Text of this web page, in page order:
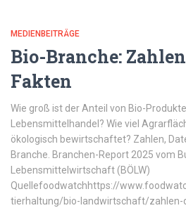
MEDIENBEITRÄGE
Bio-Branche:
Fakten
Wie groß ist der Anteil von Bio-
Lebensmittelhandel? Wie viel
ökologisch bewirtschaftet? Zahlen,
Branche. Branchen-Report 2025 vom
Lebensmittelwirtschaft (BÖLW)
Quellefoodwatchhttps://
tierhaltung/bio-landwirtschaft/zahlen-